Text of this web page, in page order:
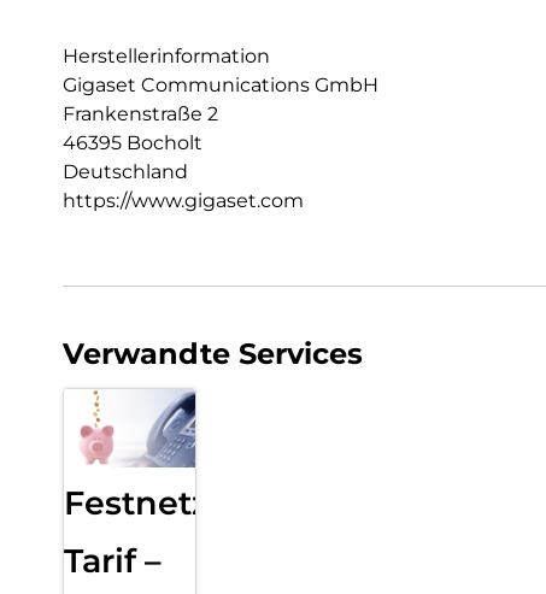
Herstellerinformation
Gigaset Communications GmbH
Frankenstraße 2
46395 Bocholt
Deutschland
https://www.gigaset.com
Verwandte Services
Festnetz
Tarif –